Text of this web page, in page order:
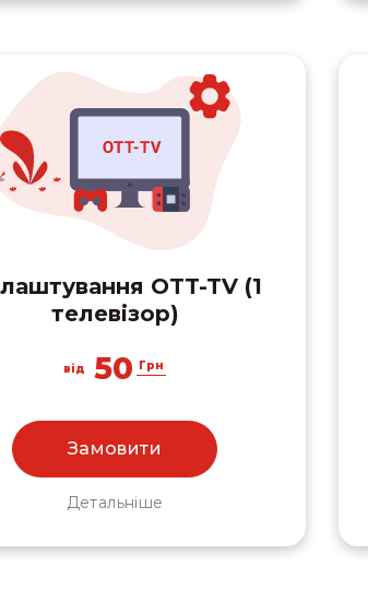
OTT-TV (1
телевізор)
від 50 Грн
Замовити
Детальніше